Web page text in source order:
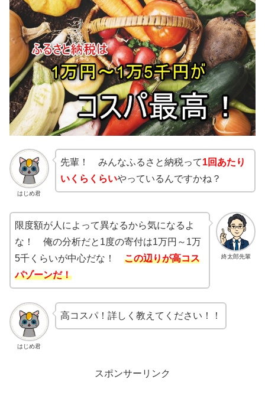
はじめ君
先輩！ みんなふるさと納税って1回あたり
いくらくらいやっているんですかね？
終太郎先輩
限度額が人によって異なるから気になるよ
な！ 俺の分析だと1度の寄付は1万円～1万
5千くらいが中心だな！ この辺りが高コス
パゾーンだ！
はじめ君
高コスパ！詳しく教えてください！！
スポンサーリンク